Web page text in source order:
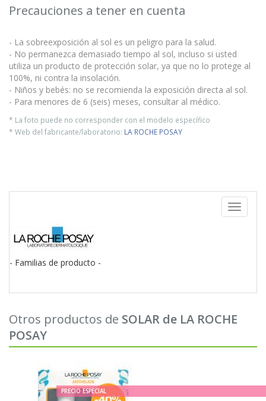
Precauciones a tener en cuenta
- La sobreexposición al sol es un peligro para la salud.
- No permanezca demasiado tiempo al sol, incluso si usted
utiliza un producto de protección solar, ya que no lo protege al
100%, ni contra la insolación.
- Niños y bebés: no se recomienda la exposición directa al sol.
- Para menores de 6 (seis) meses, consultar al médico.
* La foto puede no corresponder con el modelo específico
* Web del fabricante/laboratorio: LA ROCHE POSAY
Toggle
- Familias de producto -
Otros productos de SOLAR de LA ROCHE
POSAY
PRECIO ESPECIAL